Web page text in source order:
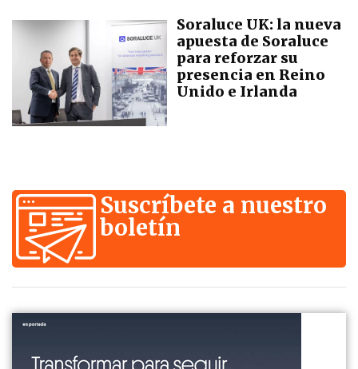
Soraluce UK: la nueva
apuesta de Soraluce
para reforzar su
presencia en Reino
Unido e Irlanda
Suscríbete a nuestro
boletín